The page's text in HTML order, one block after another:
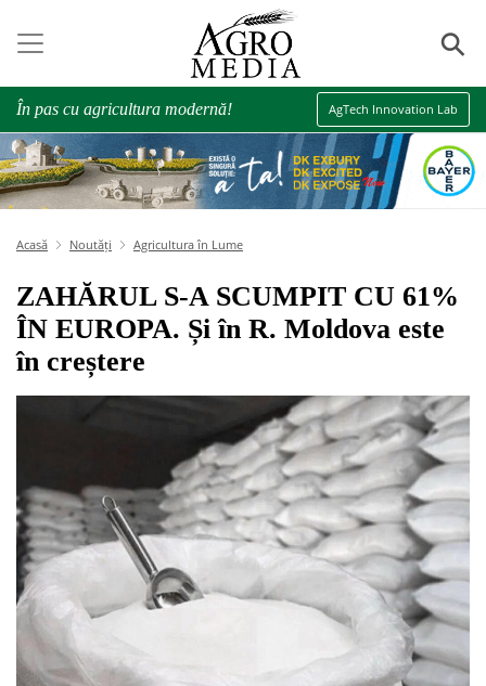
⚲
În pas cu agricultura modernă! AgTech Innovation Lab
Acasă Noutăți Agricultura în Lume
ZAHĂRUL S-A SCUMPIT CU 61%
ÎN EUROPA. Și în R. Moldova este
în creștere